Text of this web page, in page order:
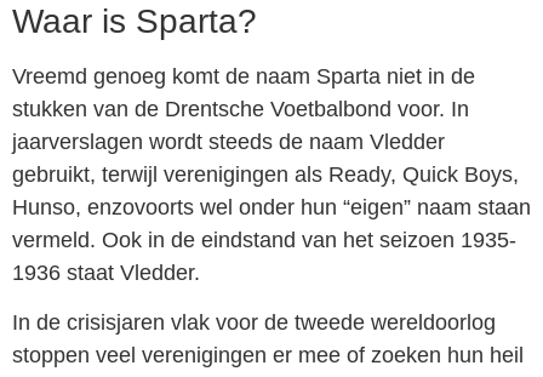
Waar is Sparta?
Vreemd genoeg komt de naam Sparta niet in de
stukken van de Drentsche Voetbalbond voor. In
jaarverslagen wordt steeds de naam Vledder
gebruikt, terwijl verenigingen als Ready, Quick Boys,
Hunso, enzovoorts wel onder hun “eigen” naam staan
vermeld. Ook in de eindstand van het seizoen 1935-
1936 staat Vledder.
In de crisisjaren vlak voor de tweede wereldoorlog
stoppen veel verenigingen er mee of zoeken hun heil